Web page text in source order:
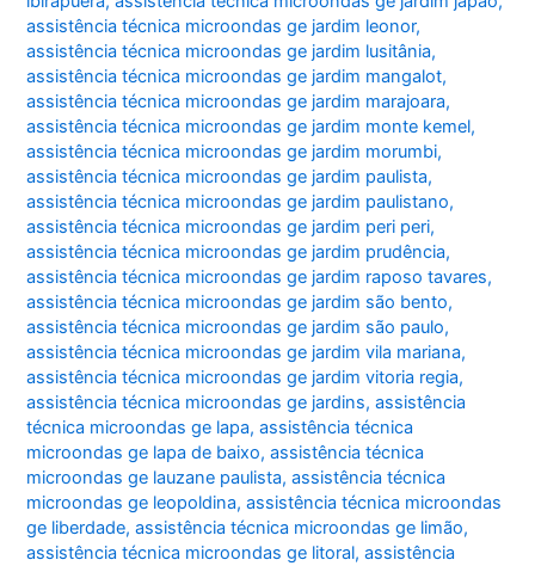
assistência técnica microondas ge jardim leonor,
assistência técnica microondas ge jardim lusitânia,
assistência técnica microondas ge jardim mangalot,
assistência técnica microondas ge jardim marajoara,
assistência técnica microondas ge jardim monte kemel,
assistência técnica microondas ge jardim morumbi,
assistência técnica microondas ge jardim paulista,
assistência técnica microondas ge jardim paulistano,
assistência técnica microondas ge jardim peri peri,
assistência técnica microondas ge jardim prudência,
assistência técnica microondas ge jardim raposo tavares,
assistência técnica microondas ge jardim são bento,
assistência técnica microondas ge jardim são paulo,
assistência técnica microondas ge jardim vila mariana,
assistência técnica microondas ge jardim vitoria regia,
assistência técnica microondas ge jardins,assistência
técnica microondas ge lapa,assistência técnica
microondas ge lapa de baixo,assistência técnica
microondas ge lauzane paulista,assistência técnica
microondas ge leopoldina,assistência técnica microondas
ge liberdade,assistência técnica microondas ge limão,
assistência técnica microondas ge litoral,assistência